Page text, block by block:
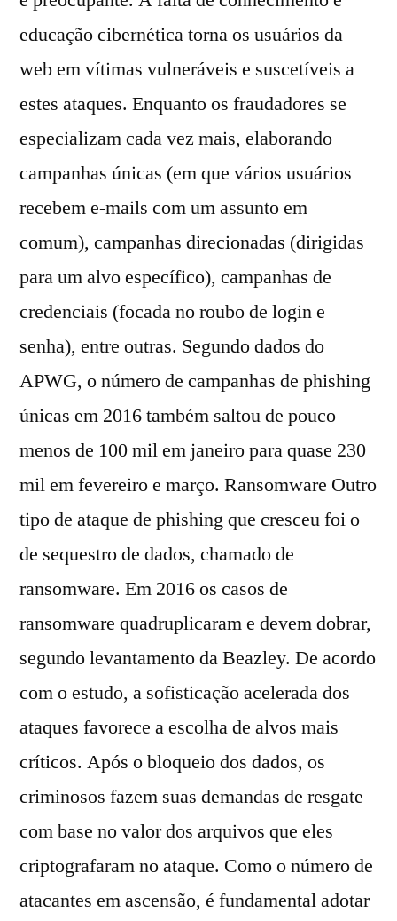
educação cibernética torna os usuários da
web em vítimas vulneráveis e suscetíveis a
estes ataques. Enquanto os fraudadores se
especializam cada vez mais, elaborando
campanhas únicas (em que vários usuários
recebem e-mails com um assunto em
comum), campanhas direcionadas (dirigidas
para um alvo específico), campanhas de
credenciais (focada no roubo de login e
senha), entre outras. Segundo dados do
APWG, o número de campanhas de phishing
únicas em 2016 também saltou de pouco
menos de 100 mil em janeiro para quase 230
mil em fevereiro e março. Ransomware Outro
tipo de ataque de phishing que cresceu foi o
de sequestro de dados, chamado de
ransomware. Em 2016 os casos de
ransomware quadruplicaram e devem dobrar,
segundo levantamento da Beazley. De acordo
com o estudo, a sofisticação acelerada dos
ataques favorece a escolha de alvos mais
críticos. Após o bloqueio dos dados, os
criminosos fazem suas demandas de resgate
com base no valor dos arquivos que eles
criptografaram no ataque. Como o número de
atacantes em ascensão, é fundamental adotar